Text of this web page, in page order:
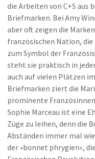
die Arbeiten von C+S
Briefmarken. Bei Amy
aber oft zeigen die
französischen Nation,
zum Symbol der
steht sie praktisch in
auch auf vielen Plätzen
Briefmarken ziert die
prominente
Sophie Marceau ist eine
Züge zu leihen, denn die
Abständen immer mal
der »bonnet phrygien«,